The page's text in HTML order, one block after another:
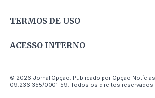
TERMOS DE USO
ACESSO INTERNO
© 2026 Jornal Opção. Publicado por Opção Notícias
09.236.355/0001-59. Todos os direitos reservados.